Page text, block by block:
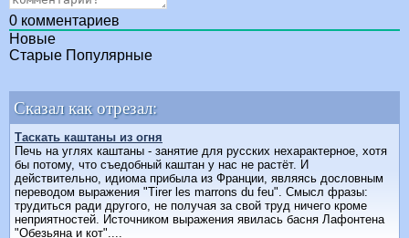
0 комментариев
Новые
Старые Популярные
Сказал как отрезал:
Таскать каштаны из огня
Печь на углях каштаны - занятие для русских нехарактерное, хотя
бы потому, что съедобный каштан у нас не растёт. И
действительно, идиома прибыла из Франции, являясь дословным
переводом выражения "Tirer les marrons du feu". Смысл фразы:
трудиться ради другого, не получая за свой труд ничего кроме
неприятностей. Источником выражения явилась басня Лафонтена
"Обезьяна и кот"....